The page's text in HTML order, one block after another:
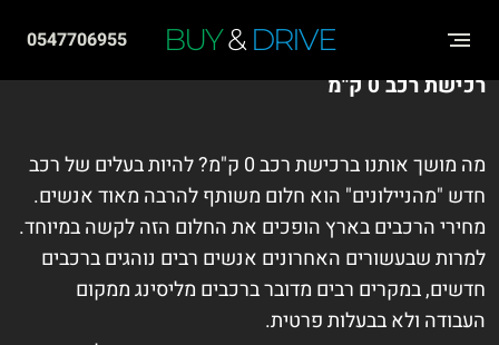
בְּאֲתָר
מֻפְעֶלֶת
מַעֲרֶכֶת
"נָגִישׁ
בִּקְלִיק"
הַמְּסַיַּעַת
לִנְגִישׁוּת
BUY&DRIVE
0547706955
רכישת רכב 0 ק"מ
מה מושך אותנו ברכישת רכב 0 ק"מ? להיות בעלים של רכב
חדש "מהניילונים" הוא חלום משותף להרבה מאוד אנשים.
מחירי הרכבים בארץ הופכים את החלום הזה לקשה במיוחד.
למרות שבעשורים האחרונים אנשים רבים נוהגים ברכבים
חדשים, במקרים רבים מדובר ברכבים מליסינג ממקום
העבודה ולא בבעלות פרטית.